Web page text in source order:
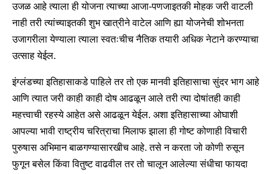
उजळ आहे त्याला ही योजना त्याच्या आजा-पणजाइतकी मोहक जरी वाटली
नाही तरी त्यांच्याइतकी शुभ खात्रीने वाटेल आणि ह्या योजनेची शोभनता
उजागरीला येण्याला त्याला स्वतःचीच नैतिक तयारी अधिक नेटाने करण्याचा
उत्साह येईल.
इंग्लंडच्या इतिहासाकडे पाहिले तर तो एक मानवी इतिहासाचा सुंदर भाग आहे
आणि त्यात जरी काही काही दोष आढळून आले तरी त्या दोषांतही काही
महत्त्वाची रहस्ये आहेत असे आढळून येईल. अशा इतिहासाच्या ओघाशी
आपल्या भावी राष्ट्रीय चरित्राचा मिलाफ झाला ही गोष्ट कोणाही विचारी
पुरुषास अभिमान बाळगण्यासारखीच आहे. तसे न करता जो कोणी रुसून
फुगून बसेल किंवा वितुष्ट वाढवील तर तो चालून आलेल्या संधीचा फायदा